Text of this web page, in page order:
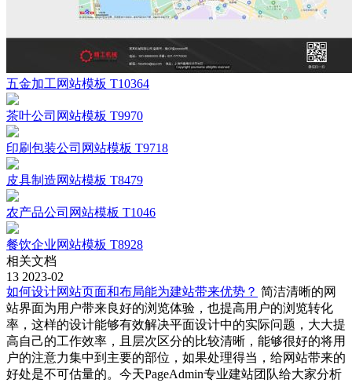
五金加工网站模板 T10364
茶叶公司网站模板 T9970
印刷包装公司网站模板 T9718
皮具制造网站模板 T8479
农产品公司网站模板 T1046
餐饮企业网站模板 T8928
相关文档
13 2023-02
如何设计网站页面和布局能为建站带来优势？ 简洁清晰的网
站界面为用户带来良好的浏览体验，也提高用户的浏览转化
率，这样的设计能够有效解决平面设计中的实际问题，大大提
高自己的工作效率，且层次区分的比较清晰，能够很好的将用
户的注意力集中到主要的部位，如果处理得当，给网站带来的
好处是不可估量的。今天PageAdmin专业建站团队给大家分析